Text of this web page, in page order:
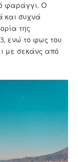
φαράγγι. Ο
και συχνά
της
ενώ το φως του
με σεκάνς από